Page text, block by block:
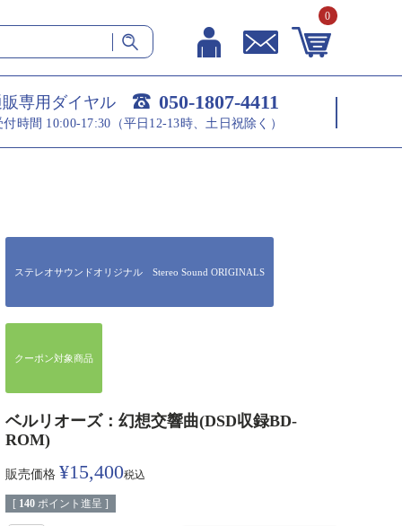
0
専用ダイヤル 050-1807-4411
付時間 10:00-17:30（平日12-13時、土日祝除く）
ステレオサウンドオリジナル Stereo Sound ORIGINALS
クーポン対象商品
ベルリオーズ：幻想交響曲(DSD収録BD-
ROM)
販売価格 ¥15,400税込
[ 140 ポイント進呈 ]